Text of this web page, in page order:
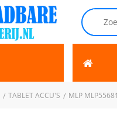
TABLET ACCU'S MLP